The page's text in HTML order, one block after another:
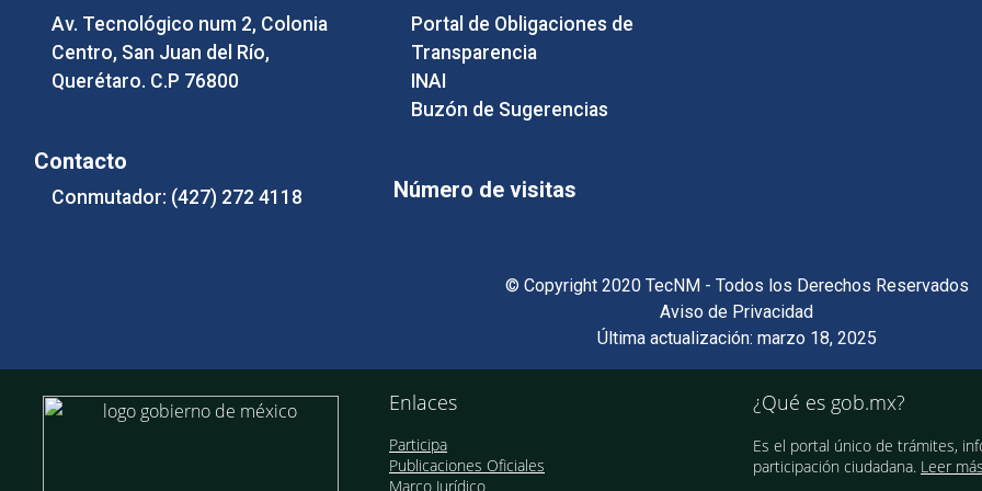
Av. Tecnológico num 2, Colonia
Centro, San Juan del Río,
Querétaro. C.P 76800
Contacto
Conmutador: (427) 272 4118
Portal de Obligaciones de
Transparencia
INAI
Buzón de Sugerencias
Número de visitas
© Copyright 2020 TecNM - Todos los Derechos Reservados
Aviso de Privacidad
Última actualización: marzo 18, 2025
Enlaces
Participa
Publicaciones Oficiales
Marco Jurídico
¿Qué es gob.mx?
Es el portal único de trámites,
participación ciudadana. Leer más